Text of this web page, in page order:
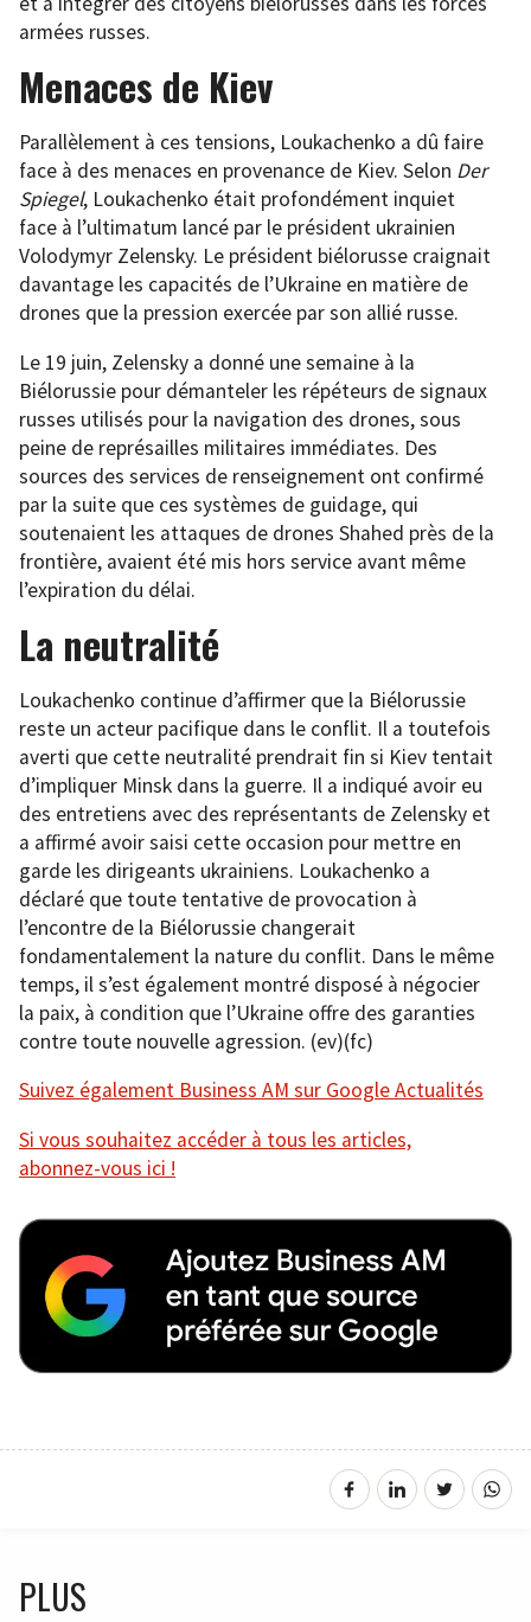
armées russes.
Menaces de Kiev
Parallèlement à ces tensions, Loukachenko a dû faire
face à des menaces en provenance de Kiev. Selon Der
Spiegel, Loukachenko était profondément inquiet
face à l’ultimatum lancé par le président ukrainien
Volodymyr Zelensky. Le président biélorusse craignait
davantage les capacités de l’Ukraine en matière de
drones que la pression exercée par son allié russe.
Le 19 juin, Zelensky a donné une semaine à la
Biélorussie pour démanteler les répéteurs de signaux
russes utilisés pour la navigation des drones, sous
peine de représailles militaires immédiates. Des
sources des services de renseignement ont confirmé
par la suite que ces systèmes de guidage, qui
soutenaient les attaques de drones Shahed près de la
frontière, avaient été mis hors service avant même
l’expiration du délai.
La neutralité
Loukachenko continue d’affirmer que la Biélorussie
reste un acteur pacifique dans le conflit. Il a toutefois
averti que cette neutralité prendrait fin si Kiev tentait
d’impliquer Minsk dans la guerre. Il a indiqué avoir eu
des entretiens avec des représentants de Zelensky et
a affirmé avoir saisi cette occasion pour mettre en
garde les dirigeants ukrainiens. Loukachenko a
déclaré que toute tentative de provocation à
l’encontre de la Biélorussie changerait
fondamentalement la nature du conflit. Dans le même
temps, il s’est également montré disposé à négocier
la paix, à condition que l’Ukraine offre des garanties
contre toute nouvelle agression. (ev)(fc)
Suivez également Business AM sur Google Actualités
Si vous souhaitez accéder à tous les articles,
abonnez-vous ici !
PLUS